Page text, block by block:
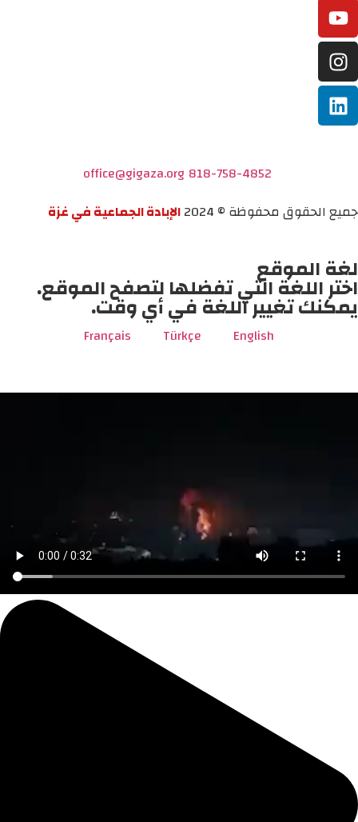
818-758-4852
office@gigaza.org
جميع الحقوق محفوظة © 2024
الإبادة الجماعية في غزة
لغة الموقع
اختر اللغة التي تفضلها لتصفح الموقع.
يمكنك تغيير اللغة في أي وقت.
English
Türkçe
Français